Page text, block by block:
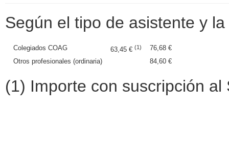
Según el tipo de asistente y
Colegiados COAG 63,45 € (1)
76,68 €
Otros profesionales (ordinaria)
84,60 €
(1) Importe con suscripción